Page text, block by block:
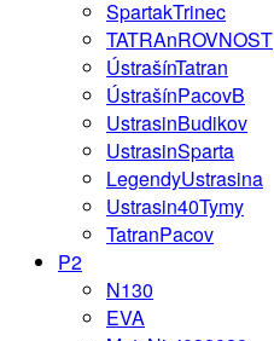
SpartakTrinec
TATRAnROVNOST
ÚstrašínTatran
ÚstrašínPacovB
UstrasinBudikov
UstrasinSparta
LegendyUstrasina
Ustrasin40Tymy
TatranPacov
P2
N130
EVA